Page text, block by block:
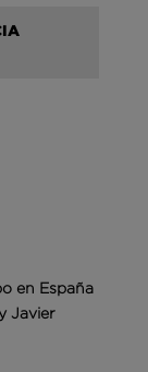
en España
Javier